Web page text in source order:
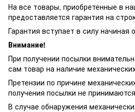
На все товары, приобретенные в
предоставляется гарантия на
Гарантия вступает в силу начиная
Внимание!
При получении посылки
сам товар на наличие
Претензии по причине
получения посылки не
В случае обнаружения